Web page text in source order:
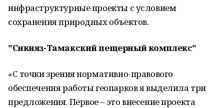
инфраструктурные проекты с условием
сохранения природных объектов.
"Сикияз-Тамакский пещерный комплекс"
«С точки зрения нормативно-правового
обеспечения работы геопарков я выделила три
предложения. Первое – это внесение проекта